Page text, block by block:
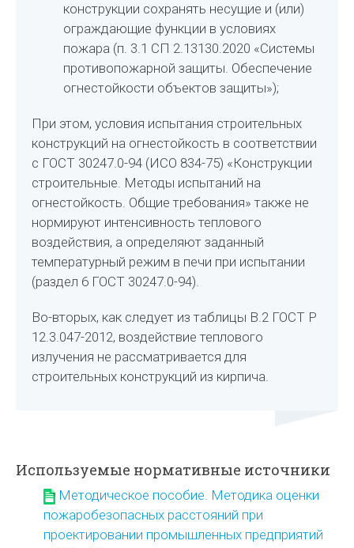
конструкции сохранять несущие и (или)
ограждающие функции в условиях
пожара (п. 3.1 СП 2.13130.2020 «Системы
противопожарной защиты. Обеспечение
огнестойкости объектов защиты»);
При этом, условия испытания строительных
конструкций на огнестойкость в соответствии
с ГОСТ 30247.0-94 (ИСО 834-75) «Конструкции
строительные. Методы испытаний на
огнестойкость. Общие требования» также не
нормируют интенсивность теплового
воздействия, а определяют заданный
температурный режим в печи при испытании
(раздел 6 ГОСТ 30247.0-94).
Во-вторых, как следует из таблицы В.2 ГОСТ Р
12.3.047-2012, воздействие теплового
излучения не рассматривается для
строительных конструкций из кирпича.
Используемые нормативные источники
Методическое пособие. Методика оценки
пожаробезопасных расстояний при
проектировании промышленных предприятий